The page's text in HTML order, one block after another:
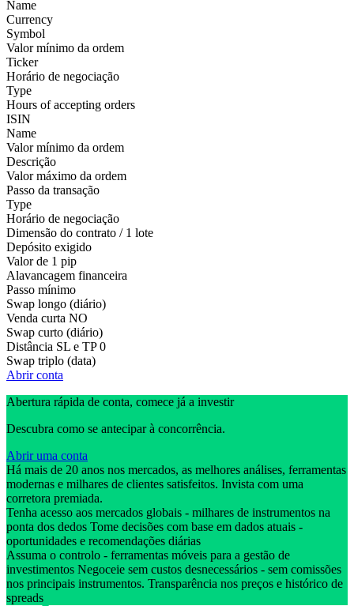
Name
Currency
Symbol
Valor mínimo da ordem
Ticker
Horário de negociação
Type
Hours of accepting orders
ISIN
Name
Valor mínimo da ordem
Descrição
Valor máximo da ordem
Passo da transação
Type
Horário de negociação
Dimensão do contrato / 1 lote
Depósito exigido
Valor de 1 pip
Alavancagem financeira
Passo mínimo
Swap longo (diário)
Venda curta NO
Swap curto (diário)
Distância SL e TP 0
Swap triplo (data)
Abrir conta
Abertura rápida de conta, comece já a investir
Descubra como se antecipar à concorrência.
Abrir uma conta
Há mais de 20 anos nos mercados, as melhores análises, ferramentas
modernas e milhares de clientes satisfeitos. Invista com uma
corretora premiada.
Tenha acesso aos mercados globais - milhares de instrumentos na
ponta dos dedos Tome decisões com base em dados atuais -
oportunidades e recomendações diárias
Assuma o controlo - ferramentas móveis para a gestão de
investimentos Negoceie sem custos desnecessários - sem comissões
nos principais instrumentos. Transparência nos preços e histórico de
spreads